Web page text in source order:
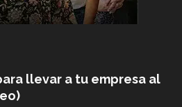
llevar a tu empresa al